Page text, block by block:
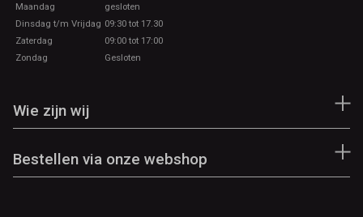
Maandag
gesloten
Dinsdag t/m Vrijdag 09:30 tot 17.30
Zaterdag
09:00 tot 17:00
Zondag
Gesloten
Wie zijn wij
Bestellen via onze webshop